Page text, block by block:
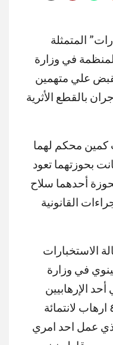
المتمثلة
في وزارة
علي متهمين
بالقطع الأثرية
محكم لهما
بحوزتهما تعود
أحدهما سلاح
القانونية
الاستخبارات
في وزارة
الإرهابيين
المطلوب وفق احكام المادة ٤ ارهاب لانتمائة
عمل احد امري